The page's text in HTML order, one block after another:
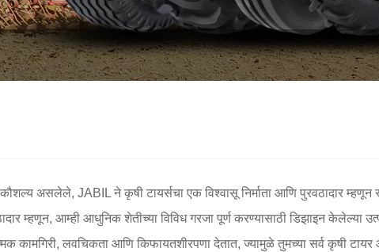
कौशल्य असलेले, JABIL ने कृषी टायर्सचा एक विश्वासू निर्माता आणि पुरवठादार
म्हणून, आम्ही आधुनिक शेतीच्या विविध गरजा पूर्ण करण्यासाठी डिझाइन
कामगिरी, लवचिकता आणि किफायतशीरपणा देतात, ज्यामुळे तुमच्या सर्व कृषी